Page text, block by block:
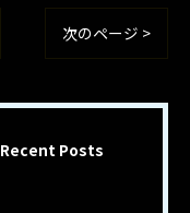
次のページ >
Recent Posts